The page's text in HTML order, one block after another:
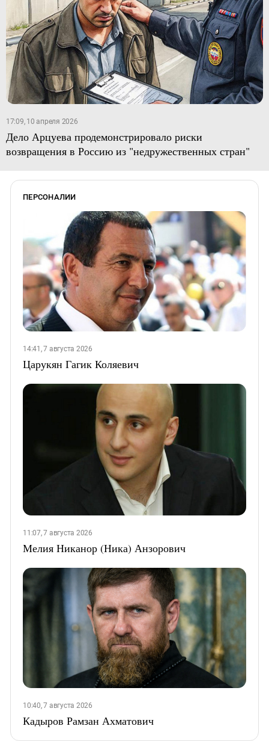
17:09, 10 апреля 2026
Дело Арцуева продемонстрировало риски
возвращения в Россию из "недружественных стран"
ПЕРСОНАЛИИ
14:41, 7 августа 2026
Царукян Гагик Коляевич
11:07, 7 августа 2026
Мелия Никанор (Ника) Анзорович
10:40, 7 августа 2026
Кадыров Рамзан Ахматович